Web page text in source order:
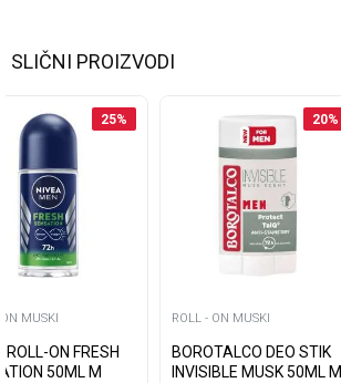
SLIČNI PROIZVODI
25%
MUSKI
ROLL-ON FRESH
50ML M
20%
ROLL - ON MUSKI
BOROTALCO DEO STIK
INVISIBLE MUSK 50ML M